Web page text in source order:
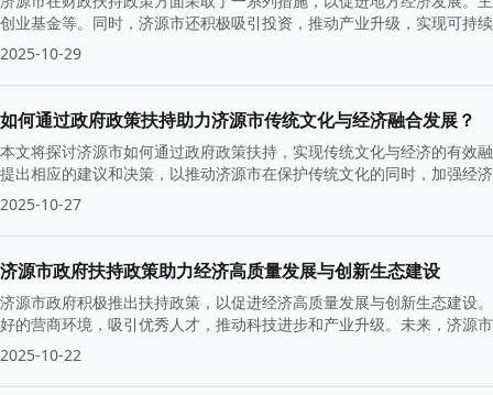
创业基金等。同时，济源市还积极吸引投资，推动产业升级，实现可持
2025-10-29
如何通过政府政策扶持助力济源市传统文化与经济融合发展？
本文将探讨济源市如何通过政府政策扶持，实现传统文化与经济的有效
提出相应的建议和决策，以推动济源市在保护传统文化的同时，加强经
2025-10-27
济源市政府扶持政策助力经济高质量发展与创新生态建设
济源市政府积极推出扶持政策，以促进经济高质量发展与创新生态建
好的营商环境，吸引优秀人才，推动科技进步和产业升级。未来，济源
2025-10-22